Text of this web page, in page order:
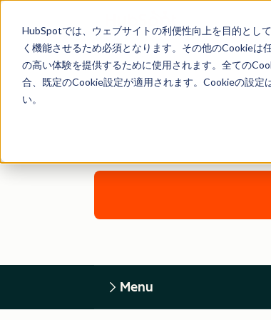
HubSpotでは、ウェブサイトの利便性向上を目的とし
く機能させるため必須となります。その他のCookie
の高い体験を提供するために使用されます。全ての
合、既定のCookie設定が適用されます。Cookieの設
い。
Menu